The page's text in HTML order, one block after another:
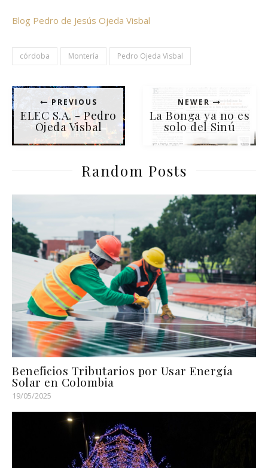
Blog Pedro de Jesús Ojeda Visbal
córdoba Montería Pedro Ojeda Visbal
PREVIOUS
ELEC S.A. - Pedro
Ojeda Visbal
NEWER
La Bonga ya no es
solo del Sinú
Random Posts
Beneficios Tributarios por Usar Energía
Solar en Colombia
19/05/2025